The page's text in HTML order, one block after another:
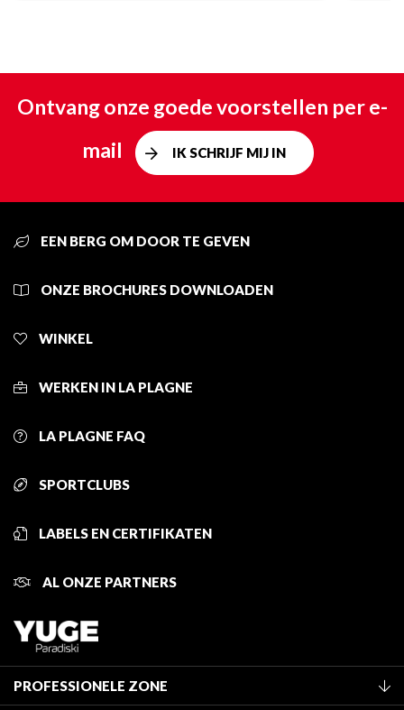
Ontvang onze goede voorstellen per e-
mail
IK SCHRIJF MIJ IN
EEN BERG OM DOOR TE GEVEN
ONZE BROCHURES DOWNLOADEN
WINKEL
WERKEN IN LA PLAGNE
LA PLAGNE FAQ
SPORTCLUBS
LABELS EN CERTIFIKATEN
AL ONZE PARTNERS
PROFESSIONELE ZONE